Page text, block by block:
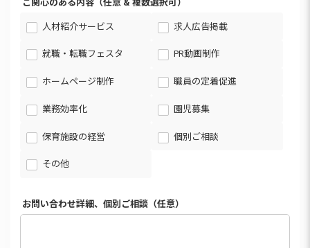
ご関心のある内容（任意 & 複数選択可）
人材紹介サービス 求人広告掲載
就職・転職フェスタ PR動画制作
ホームページ制作 職員の定着促進
業務効率化 園児募集
保育施設の経営 個別ご相談
その他
お問い合わせ詳細、個別ご相談（任意）